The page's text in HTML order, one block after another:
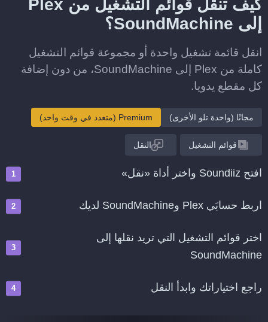
كيف تنقل قوائم التشغيل من Plex
إلى SoundMachine؟
انقل قائمة تشغيل واحدة أو مجموعة قوائم التشغيل
كاملة من Plex إلى SoundMachine، من دون إضافة
كل مقطع يدويا.
مجانًا (واحدة تلو الأخرى) Premium (متعدد في وقت واحد)
قوائم التشغيل النقل
افتح Soundiiz واختر أداة «نقل»
اربط حسابَي Plex وSoundMachine لديك
اختر قوائم التشغيل التي تريد نقلها إلى
SoundMachine
راجع اختياراتك وابدأ النقل